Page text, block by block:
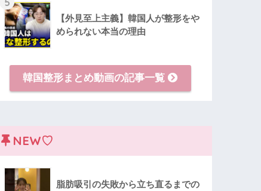
【外見至上主義】韓国人が整形をや
められない本当の理由
韓国整形まとめ動画の記事一覧
NEW♡
脂肪吸引の失敗から立ち直るまでの